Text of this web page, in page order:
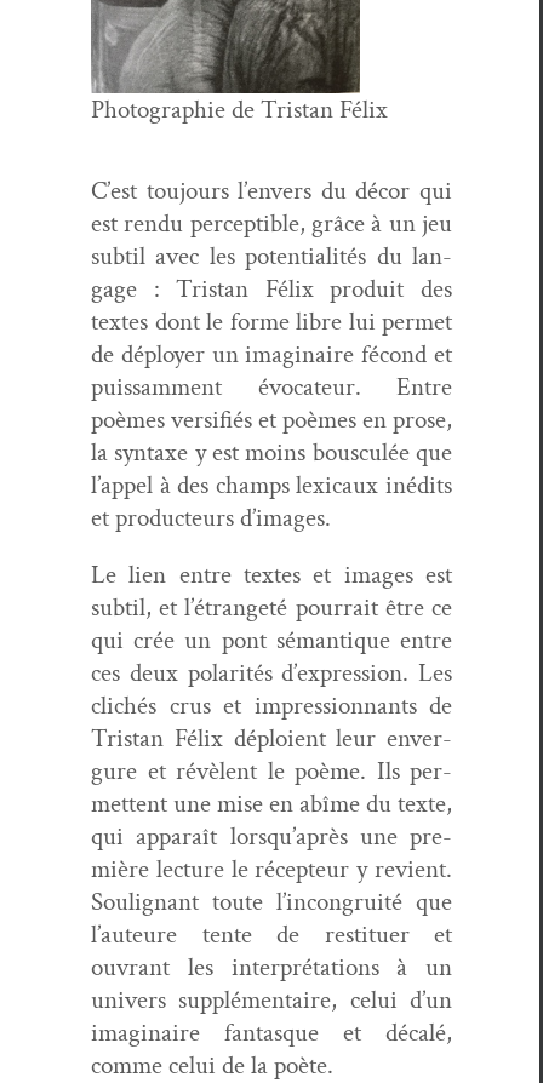
Pho­togra­phie de Tris­tan Félix
C’est tou­jours l’envers du décor qui
est ren­du per­cep­ti­ble, grâce à un jeu
sub­til avec les poten­tial­ités du lan­
gage : Tris­tan Félix pro­duit des
textes dont le forme libre lui per­met
de déploy­er un imag­i­naire fécond et
puis­sam­ment évo­ca­teur. Entre
poèmes ver­si­fiés et poèmes en prose,
la syn­taxe y est moins bous­culée que
l’appel à des champs lex­i­caux inédits
et pro­duc­teurs d’images.
Le lien entre textes et images est
sub­til, et l’étrangeté pour­rait être ce
qui crée un pont séman­tique entre
ces deux polar­ités d’expression. Les
clichés crus et impres­sion­nants de
Tris­tan Félix déploient leur enver­
gure et révè­lent le poème. Ils per­
me­t­tent une mise en abîme du texte,
qui appa­raît lorsqu’après une pre­
mière lec­ture le récep­teur y revient.
Soulig­nant toute l’incongruité que
l’au­teure tente de restituer et
ouvrant les inter­pré­ta­tions à un
univers sup­plé­men­taire, celui d’un
imag­i­naire fan­tasque et décalé,
comme celui de la poète.